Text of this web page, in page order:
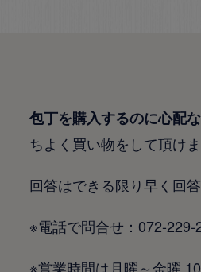
包丁を購入するのに心配
ちよく買い物をして頂け
回答はできる限り早く回
※電話で問合せ：072-229-
※営業時間は月曜～金曜